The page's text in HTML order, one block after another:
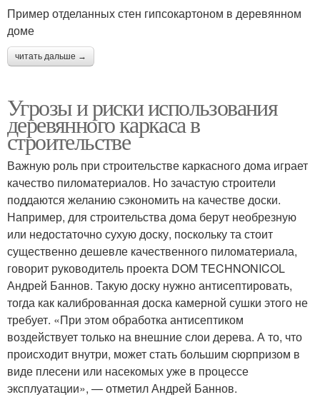
Пример отделанных стен гипсокартоном в деревянном
доме
читать дальше →
Угрозы и риски использования
деревянного каркаса в
строительстве
Важную роль при строительстве каркасного дома играет
качество пиломатериалов. Но зачастую строители
поддаются желанию сэкономить на качестве доски.
Например, для строительства дома берут необрезную
или недостаточно сухую доску, поскольку та стоит
существенно дешевле качественного пиломатериала,
говорит руководитель проекта DOM TECHNONICOL
Андрей Баннов. Такую доску нужно антисептировать,
тогда как калиброванная доска камерной сушки этого не
требует. «При этом обработка антисептиком
воздействует только на внешние слои дерева. А то, что
происходит внутри, может стать большим сюрпризом в
виде плесени или насекомых уже в процессе
эксплуатации», — отметил Андрей Баннов.